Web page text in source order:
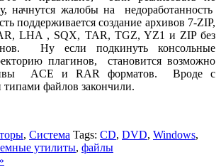
начнутся жалобы на недоработанность
поддерживается создание архивов 7-ZIP,
LHA , SQX, TAR, TGZ, YZ1 и ZIP без
Ну если подкинуть консольные
плагинов, становится возможно
ACE и RAR форматов. Вроде с
файлов закончили.
, Система Tags: CD, DVD, Windows,
утилиты, файлы
»